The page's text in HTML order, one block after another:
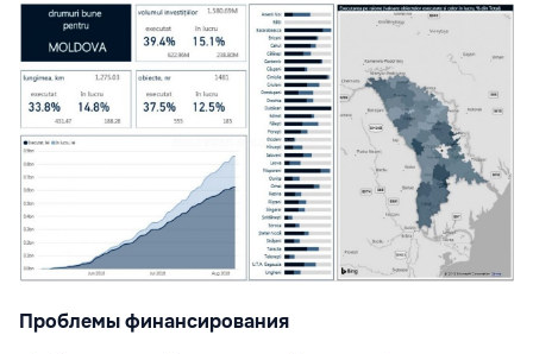
Проблемы финансирования